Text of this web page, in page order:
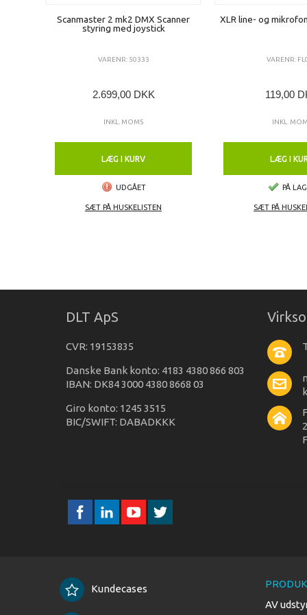
Scanmaster 2 mk2 DMX Scanner
styring med joystick
VARENR: 50333
2.699,00 DKK
INKL. MOMS
LÆG I KURV
UDGÅET
SÆT PÅ HUSKELISTEN
XLR line- og
VARENR:
119,00
INKL.
LÆG I
PÅ
SÆT PÅ
DLT ApS
CVR: 19153835
Danske Bank konto: 4183 4380 866 803
IBAN: DK84 3000 4380 8668 03
Giro konto: 1245 3515
BIC/SWIFT: DABADKKK
Kundecases
AV